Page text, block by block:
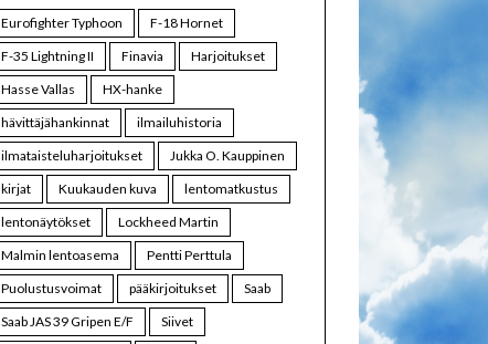
Eurofighter Typhoon
F-18 Hornet
F-35 Lightning II
Finavia
Harjoitukset
Hasse Vallas
HX-hanke
hävittäjähankinnat
ilmailuhistoria
ilmataisteluharjoitukset
Jukka O. Kauppinen
kirjat
Kuukauden kuva
lentomatkustus
lentonäytökset
Lockheed Martin
Malmin lentoasema
Pentti Perttula
Puolustusvoimat
pääkirjoitukset
Saab
Saab JAS 39 Gripen E/F
Siivet